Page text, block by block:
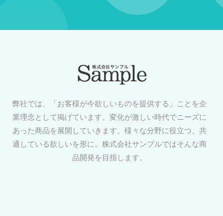
弊社では、「お客様が今欲しいものを提供する」ことを企
業理念として掲げています。変化が激しい時代でニーズに
あった商品を展開していきます。様々な分野に役立つ、共
通している欲しいを形に。株式会社サンプルではそんな商
品開発を目指します。